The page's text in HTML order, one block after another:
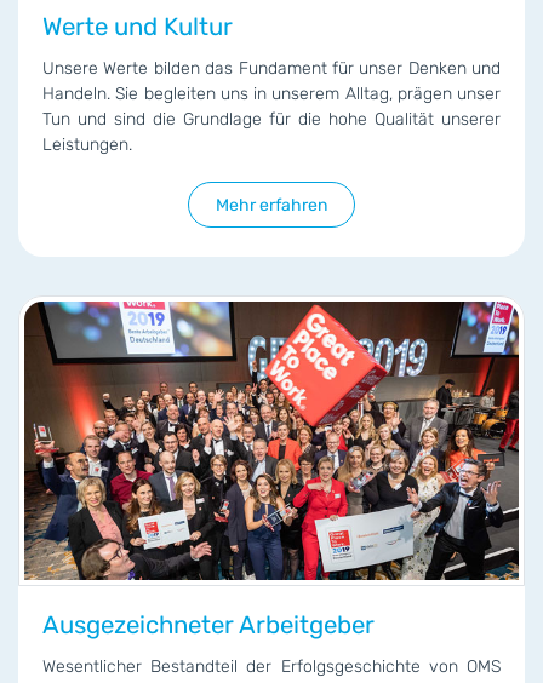
Werte und Kultur
Unsere Werte bilden das Fundament für unser Denken und
Handeln. Sie begleiten uns in unserem Alltag, prägen unser
Tun und sind die Grundlage für die hohe Qualität unserer
Leistungen.
Mehr erfahren
Ausgezeichneter Arbeitgeber
Wesentlicher Bestandteil der Erfolgsgeschichte von OMS